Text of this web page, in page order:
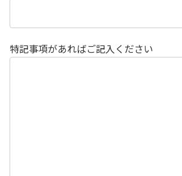
特記事項があればご記入ください